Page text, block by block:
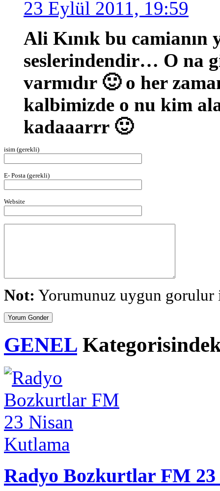
23 Eylül 2011, 19:59
Ali Kınık bu camianın
seslerindendir… O na
varmıdır 🙂 o her
kalbimizde o nu kim
kadaaarrr 🙂
isim (gerekli)
E- Posta (gerekli)
Website
Not: Yorumunuz uygun
GENEL
Radyo Bozkurtlar FM